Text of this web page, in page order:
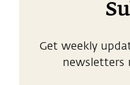
Get weekly
newsletters